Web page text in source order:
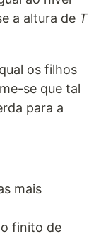
a altura de T
os filhos
se que tal
para a
mais
finito de